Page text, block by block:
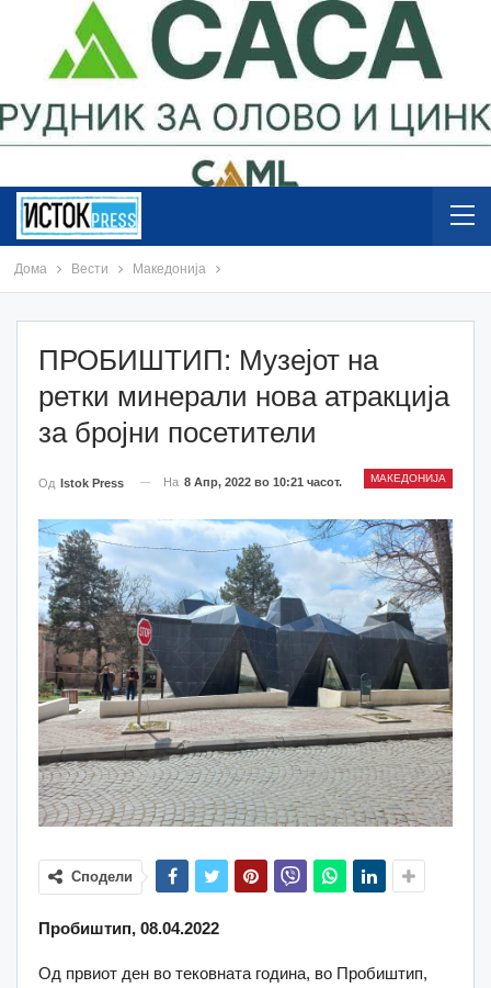
Дома Вести Македонија
ПРОБИШТИП: Музејот на
ретки минерали нова атракција
за бројни посетители
МАКЕДОНИЈА
Од Istok Press На 8 Апр, 2022 во 10:21 часот.
Сподели
Пробиштип, 08.04.2022
Од првиот ден во тековната година, во Пробиштип,